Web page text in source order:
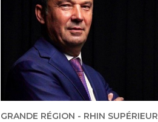
GRANDE RÉGION - RHIN SUPÉRIEUR